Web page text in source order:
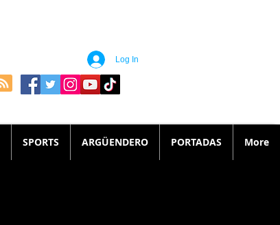
Log In
SPORTS ARGÜENDERO PORTADAS More